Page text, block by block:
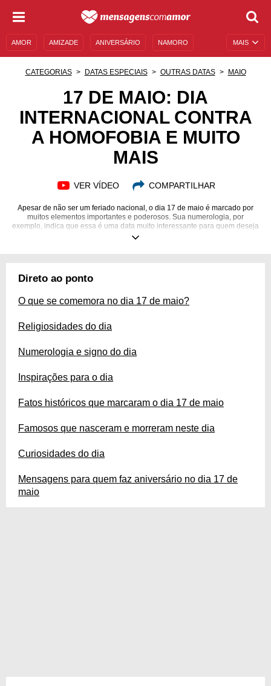
MAIS
AMOR AMIZADE ANIVERSÁRIO NAMORO
MENSAGENS E FRASES MENSAGENS DE ANIVERSÁRIO
ENTRETENIMENTO FAMOSOS BÍBLIA
CATEGORIAS DATAS ESPECIAIS OUTRAS DATAS MAIO
17 DE MAIO: DIA
INTERNACIONAL CONTRA
A HOMOFOBIA E MUITO
MAIS
VER VÍDEO COMPARTILHAR
Apesar de não ser um feriado nacional, o dia 17 de maio é marcado por
muitos elementos importantes e poderosos. Sua numerologia, por
exemplo, indica que essa é uma data muito interessante para quem deseja
organizar o futuro. No âmbito religioso, divindades como orixás, santos e
Por isso desenvolvemos um guia completo sobre essa data que reúne
Direto ao ponto
O que se comemora no dia 17 de maio?
Religiosidades do dia
Numerologia e signo do dia
Inspirações para o dia
Fatos históricos que marcaram o dia 17 de maio
Famosos que nasceram e morreram neste dia
Curiosidades do dia
Mensagens para quem faz aniversário no dia 17 de
maio